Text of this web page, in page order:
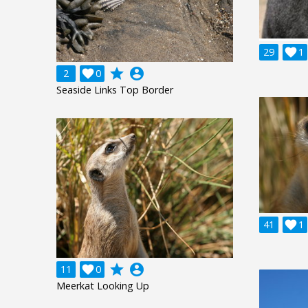
29 1

2 0
 grade account_circle
Seaside Links Top Border
41 1

11 0
 grade account_circle
Meerkat Looking Up